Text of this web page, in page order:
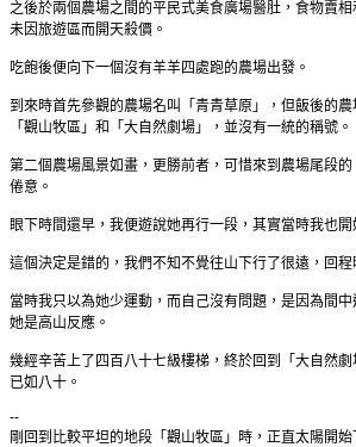
之後於兩個農場之間的平民式美食廣場醫肚，食物賣
未因旅遊區而開天殺價。
吃飽後便向下一個沒有羊羊四處跑的農場出發。
到來時首先參觀的農場名叫「青青草原」，但飯後的
「觀山牧區」和「大自然劇場」，並沒有一統的稱號。
第二個農場風景如畫，更勝前者，可惜來到農場尾段
倦意。
眼下時間還早，我便遊說她再行一段，其實當時我也開
這個決定是錯的，我們不知不覺往山下行了很遠，回程
當時我只以為她少運動，而自己沒有問題，是因為間
她是高山反應。
幾經辛苦上了四百八十七級樓梯，終於回到「大自然
已如八十。
--
剛回到比較平坦的地段「觀山牧區」時，正直太陽開